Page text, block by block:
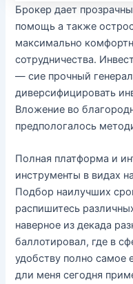
Брокер дает
помощь а также
максимально
сотрудничества.
— сие прочный
диверсифицировать
Вложение во
предпологалось
Полная платформа и
инструменты в видах
Подбор наилучших
распишитесь
наверное из декада
баллотировал, где в
удобству полно самое
дли меня сегодня